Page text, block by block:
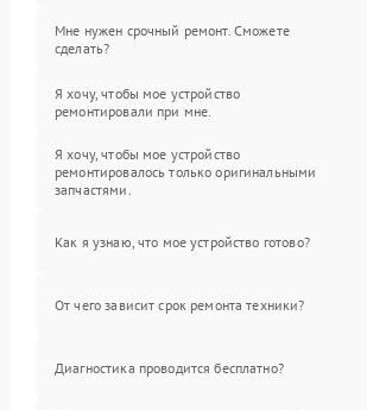
Мне нужен срочный ремонт. Сможете
сделать?
Я хочу, чтобы мое устройство
ремонтировали при мне.
Я хочу, чтобы мое устройство
ремонтировалось только оригинальными
запчастями.
Как я узнаю, что мое устройство готово?
От чего зависит срок ремонта техники?
Диагностика проводится бесплатно?